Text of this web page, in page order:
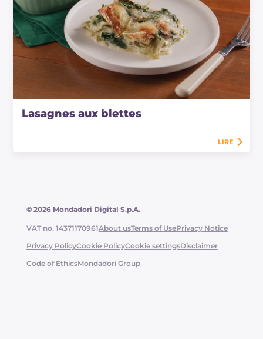
Lasagnes aux blettes
LIRE
© 2026 Mondadori Digital S.p.A.
VAT no. 14371170961About usTerms of UsePrivacy Notice
Privacy PolicyCookie PolicyCookie settingsDisclaimer
Code of EthicsMondadori Group